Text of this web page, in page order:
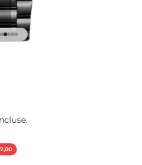
all'articolo 1
Vai all'articolo 2
Vai all'articolo 3
Vai all'articolo 4
Vai all'articolo 5
Vai all'articolo 6